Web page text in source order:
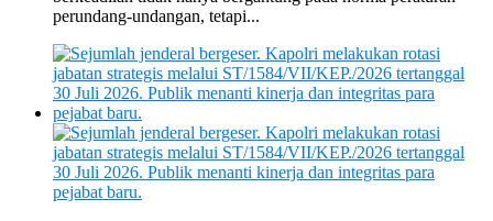
perundang-undangan, tetapi...